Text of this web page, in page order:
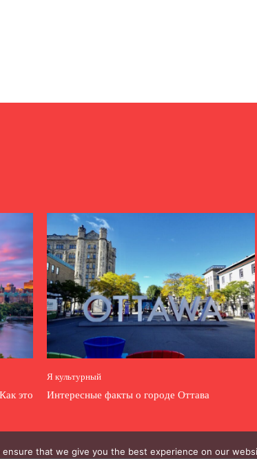
это
Я культурный
Интересные факты о городе Оттава
ensure that we give you the best experience on our